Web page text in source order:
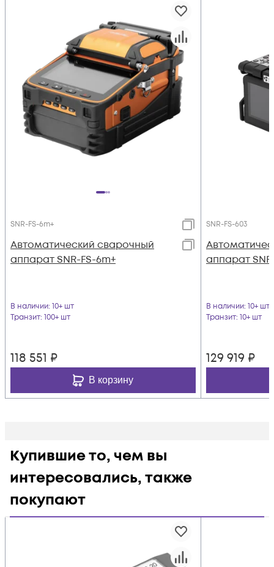
SNR-FS-6m+
Автоматический сварочный
аппарат SNR-FS-6m+
В наличии: 10+ шт
Транзит: 100+ шт
118 551 ₽
В корзину
SNR-FS-603
аппарат
В наличии: 10+ шт
Транзит: 10+ шт
129 919 ₽
Купившие то, чем вы
интересовались, также
покупают